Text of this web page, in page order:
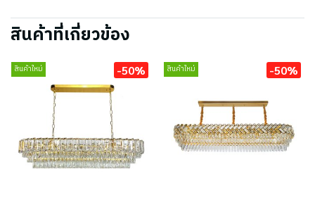
สินค้าที่เกี่ยวข้อง
สินค้าใหม่ -50% สินค้าใหม่ -50%